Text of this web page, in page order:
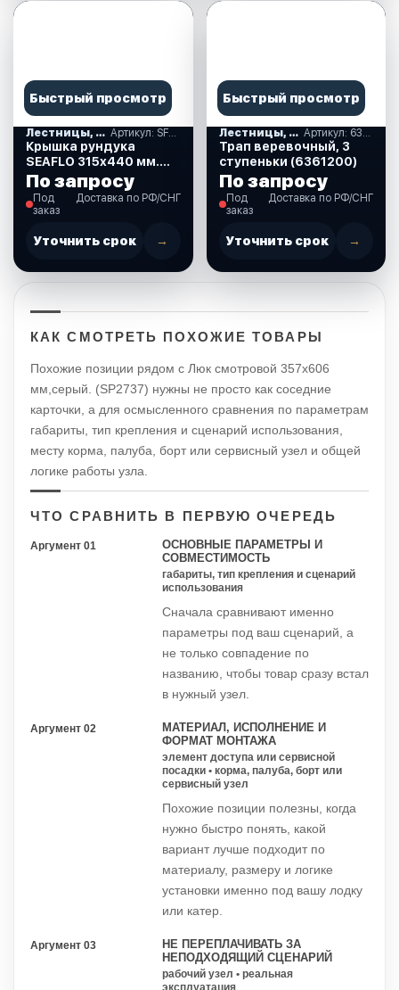
Быстрый просмотр
Лестницы, ступеньки Артикул: SFRE1-315-440-01
Крышка рундука
SEAFLO 315х440 мм.
белый пластик. (SFRE1-
315-440-01)
По запросу
Под
заказ
Доставка по РФ/СНГ
Уточнить срок →
Быстрый просмотр
Лестницы, ступеньки Артикул: 6361200
Трап веревочный, 3
ступеньки (6361200)
По запросу
Под
заказ
Доставка по РФ/СНГ
Уточнить срок →
КАК СМОТРЕТЬ ПОХОЖИЕ ТОВАРЫ
Похожие позиции рядом с Люк смотровой 357х606
мм,серый. (SP2737) нужны не просто как соседние
карточки, а для осмысленного сравнения по параметрам
габариты, тип крепления и сценарий использования,
месту корма, палуба, борт или сервисный узел и общей
логике работы узла.
ЧТО СРАВНИТЬ В ПЕРВУЮ ОЧЕРЕДЬ
Аргумент 01
ОСНОВНЫЕ ПАРАМЕТРЫ И
СОВМЕСТИМОСТЬ
габариты, тип крепления и сценарий
использования
Сначала сравнивают именно
параметры под ваш сценарий, а
не только совпадение по
названию, чтобы товар сразу встал
в нужный узел.
Аргумент 02
МАТЕРИАЛ, ИСПОЛНЕНИЕ И
ФОРМАТ МОНТАЖА
элемент доступа или сервисной
посадки • корма, палуба, борт или
сервисный узел
Похожие позиции полезны, когда
нужно быстро понять, какой
вариант лучше подходит по
материалу, размеру и логике
установки именно под вашу лодку
или катер.
Аргумент 03
НЕ ПЕРЕПЛАЧИВАТЬ ЗА
НЕПОДХОДЯЩИЙ СЦЕНАРИЙ
рабочий узел • реальная
эксплуатация